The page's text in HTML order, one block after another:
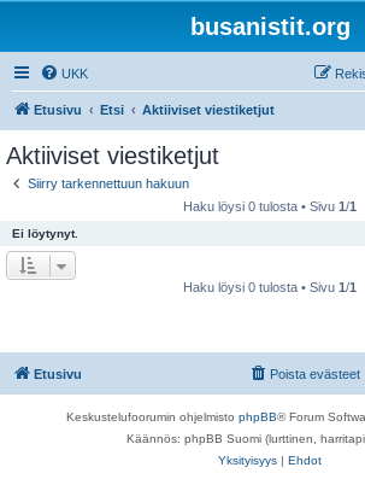
busanistit.org
UKK
Etusivu Etsi Aktiiviset viestiketjut
Aktiiviset viestiketjut
Siirry tarkennettuun hakuun
Haku löysi 0 tulosta • Sivu 1/1
Ei löytynyt.
Haku löysi 0 tulosta • Sivu 1/1
Etusivu Poista evästeet
Keskustelufoorumin ohjelmisto phpBB® Forum
Käännös: phpBB Suomi (lurttinen,
Yksityisyys | Ehdot